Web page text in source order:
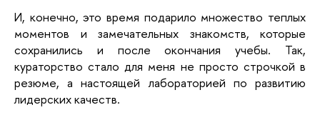
И, конечно, это время подарило множество теплых
моментов и замечательных знакомств, которые
сохранились и после окончания учебы. Так,
кураторство стало для меня не просто строчкой в
резюме, а настоящей лабораторией по развитию
лидерских качеств.